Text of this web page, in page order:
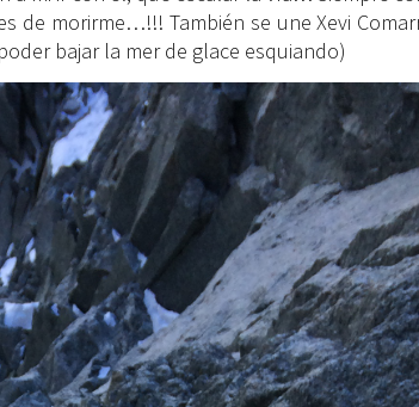
de morirme…!!! También se une Xevi
bajar la mer de glace esquiando)